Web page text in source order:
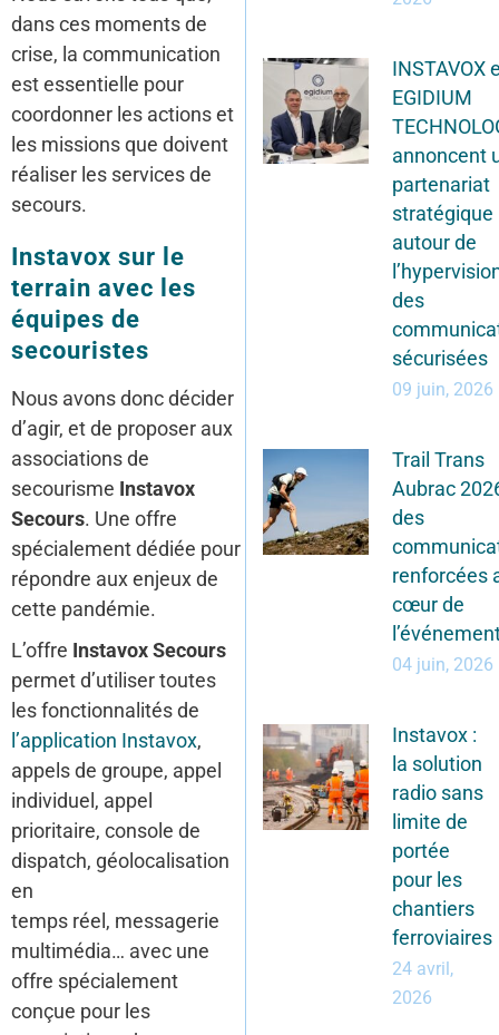
dans ces moments de
crise, la communication
est essentielle pour
coordonner les actions et
les missions que doivent
réaliser les services de
secours.
Instavox sur le
terrain avec les
équipes de
secouristes
Nous avons donc décider
d’agir, et de proposer aux
associations de
secourisme Instavox
Secours. Une offre
spécialement dédiée pour
répondre aux enjeux de
cette pandémie.
L’offre Instavox Secours
permet d’utiliser toutes
les fonctionnalités de
l’application Instavox,
appels de groupe, appel
individuel, appel
prioritaire, console de
dispatch, géolocalisation
en
temps réel, messagerie
multimédia… avec une
offre spécialement
conçue pour les
INSTAVOX
EGIDIUM
annoncent
partenariat
stratégique
autour de
des
sécurisées
09 juin, 2026
Trail Trans
Aubrac
des
renforcées
cœur de
04 juin, 2026
Instavox :
la solution
radio sans
limite de
portée
pour les
chantiers
ferroviaires
24 avril,
2026